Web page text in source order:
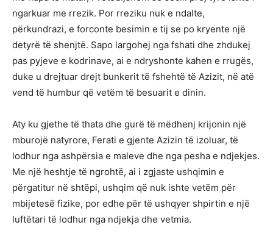
ngarkuar me rrezik. Por rreziku nuk e ndalte,
përkundrazi, e forconte besimin e tij se po kryente një
detyrë të shenjtë. Sapo largohej nga fshati dhe zhdukej
pas pyjeve e kodrinave, ai e ndryshonte kahen e rrugës,
duke u drejtuar drejt bunkerit të fshehtë të Azizit, në atë
vend të humbur që vetëm të besuarit e dinin.
Aty ku gjethe të thata dhe gurë të mëdhenj krijonin një
mburojë natyrore, Ferati e gjente Azizin të izoluar, të
lodhur nga ashpërsia e maleve dhe nga pesha e ndjekjes.
Me një heshtje të ngrohtë, ai i zgjaste ushqimin e
përgatitur në shtëpi, ushqim që nuk ishte vetëm për
mbijetesë fizike, por edhe për të ushqyer shpirtin e një
luftëtari të lodhur nga ndjekja dhe vetmia.